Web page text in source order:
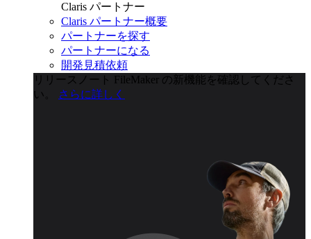
Claris パートナー
Claris パートナー概要
パートナーを探す
パートナーになる
開発見積依頼
リリースノート
FileMaker の新機能を確認してくださ
い。
さらに詳しく